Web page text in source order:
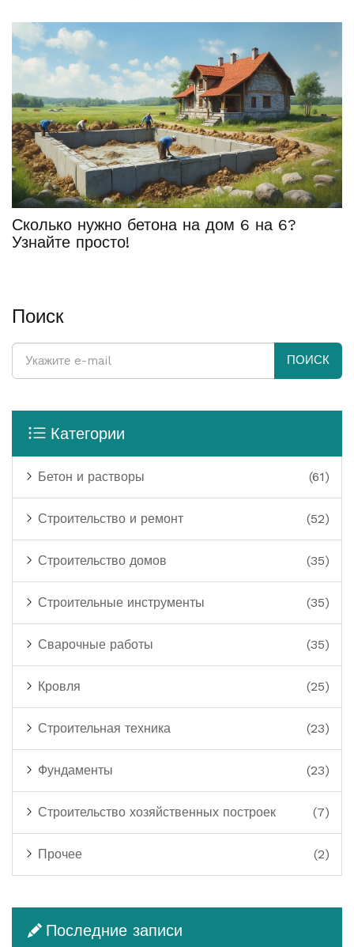
Сколько нужно бетона на дом 6 на 6?
Узнайте просто!
Поиск
ПОИСК
Категории
Бетон и растворы (61)
Строительство и ремонт (52)
Строительство домов (35)
Строительные инструменты (35)
Сварочные работы (35)
Кровля (25)
Строительная техника (23)
Фундаменты (23)
Строительство хозяйственных построек (7)
Прочее (2)
Последние записи